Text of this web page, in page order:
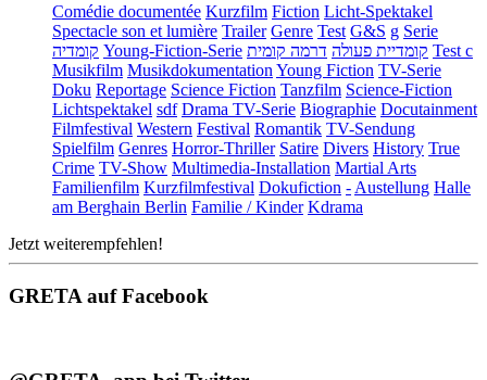
Comédie documentée Kurzfilm Fiction Licht-Spektakel
Spectacle son et lumière Trailer Genre Test G&S g Serie
קומדיה Young-Fiction-Serie קומדיית פעולה דרמה קומית
Test c
Musikfilm Musikdokumentation Young Fiction TV-Serie
Doku Reportage Science Fiction Tanzfilm Science-Fiction
Lichtspektakel sdf Drama TV-Serie Biographie Docutainment
Filmfestival Western Festival Romantik TV-Sendung
Spielfilm Genres Horror-Thriller Satire Divers History True
Crime TV-Show Multimedia-Installation Martial Arts
Familienfilm Kurzfilmfestival Dokufiction - Austellung Halle
am Berghain Berlin Familie / Kinder Kdrama
Jetzt weiterempfehlen!
GRETA auf Facebook